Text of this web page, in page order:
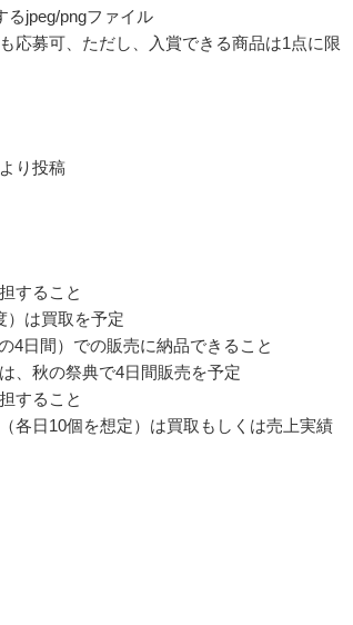
jpeg/pngファイル
応募可、ただし、入賞できる商品は1点に限
り投稿
すること
は買取を予定
4日間）での販売に納品できること
、秋の祭典で4日間販売を予定
すること
各日10個を想定）は買取もしくは売上実績